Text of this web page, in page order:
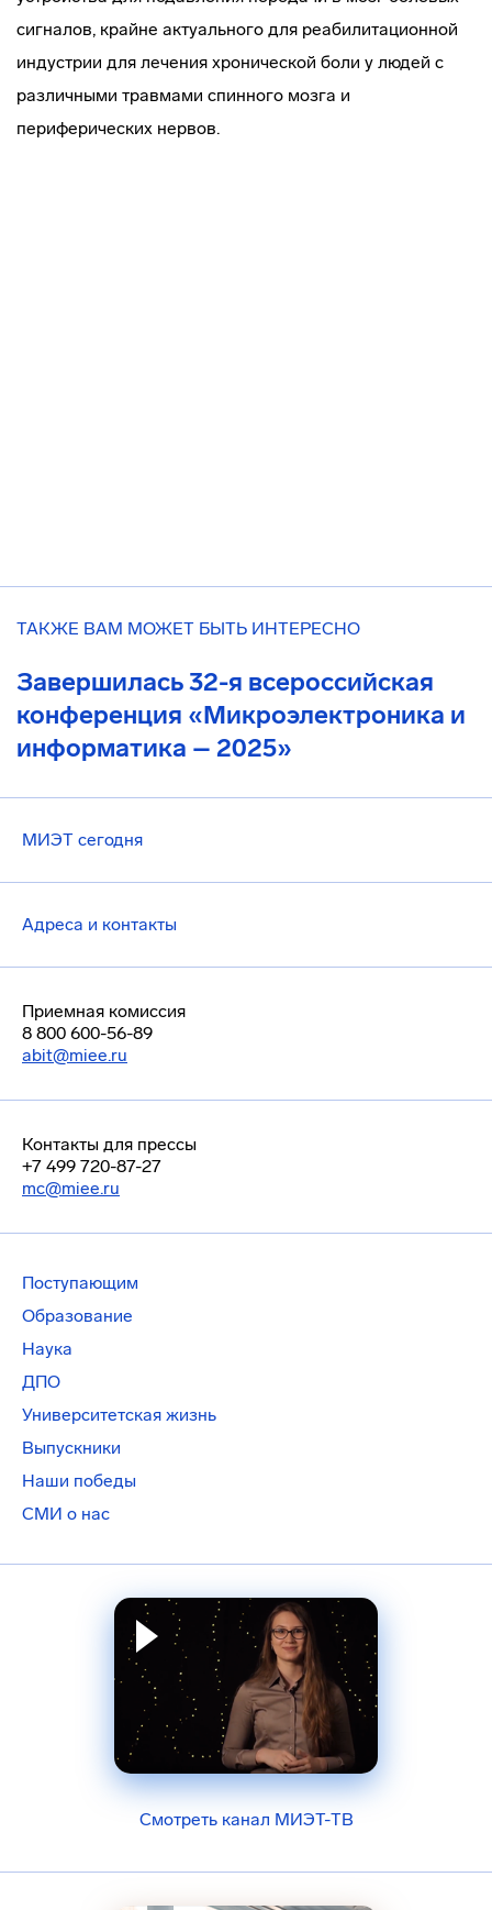
сигналов, крайне актуального для реабилитационной
индустрии для лечения хронической боли у людей с
различными травмами спинного мозга и
периферических нервов.
ТАКЖЕ ВАМ МОЖЕТ БЫТЬ ИНТЕРЕСНО
Завершилась 32-я всероссийская
конференция «Микроэлектроника и
информатика – 2025»
МИЭТ сегодня
Адреса и контакты
Приемная комиссия
8 800 600-56-89
abit@miee.ru
Контакты для прессы
+7 499 720-87-27
mc@miee.ru
Поступающим
Образование
Наука
ДПО
Университетская жизнь
Выпускники
Наши победы
СМИ о нас
Смотреть канал МИЭТ-ТВ